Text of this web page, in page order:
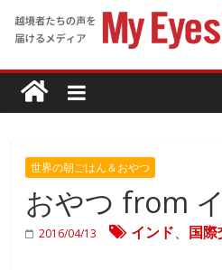
世界の朝ごはん＆おやつ
おやつ from
2016/04/13 インド、 国際